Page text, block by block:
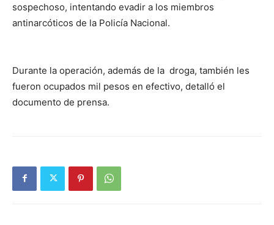
sospechoso, intentando evadir a los miembros
antinarcóticos de la Policía Nacional.
Durante la operación, además de la droga, también les
fueron ocupados mil pesos en efectivo, detalló el
documento de prensa.